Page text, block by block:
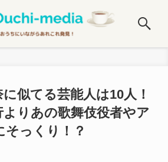
似てる芸能人は10人！
よりあの歌舞伎役者やア
そっくり！？